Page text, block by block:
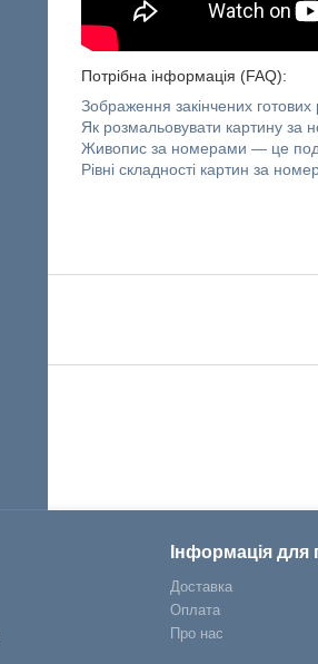
Потрібна інформація (FAQ):
Зображення закінчених
Як розмальовувати картину за
Живопис за номерами — це
Рівні складності картин за
Інформація для
Доставка
Оплата
Про нас